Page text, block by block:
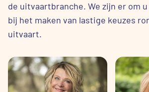
de uitvaartbranche. We zijn er om
bij het maken van lastige keuzes
uitvaart.